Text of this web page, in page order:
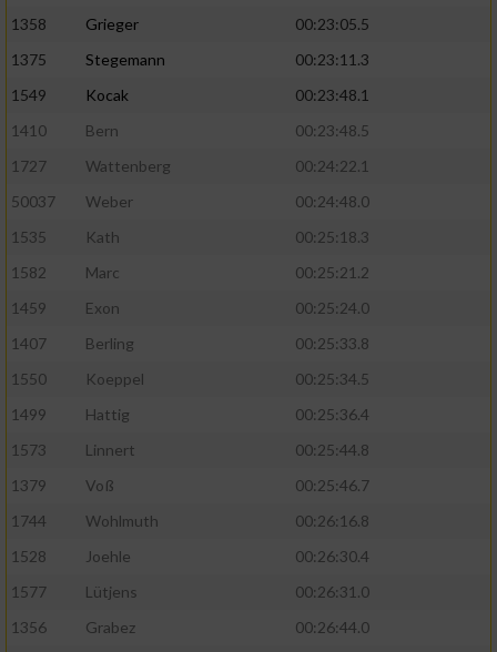
1358
Grieger
00:23:05.5
1375
Stegemann
00:23:11.3
1549
Kocak
00:23:48.1
1410
Bern
00:23:48.5
1727
Wattenberg
00:24:22.1
50037
Weber
00:24:48.0
1535
Kath
00:25:18.3
1582
Marc
00:25:21.2
1459
Exon
00:25:24.0
1407
Berling
00:25:33.8
1550
Koeppel
00:25:34.5
1499
Hattig
00:25:36.4
1573
Linnert
00:25:44.8
1379
Voß
00:25:46.7
1744
Wohlmuth
00:26:16.8
1528
Joehle
00:26:30.4
1577
Lütjens
00:26:31.0
1356
Grabez
00:26:44.0